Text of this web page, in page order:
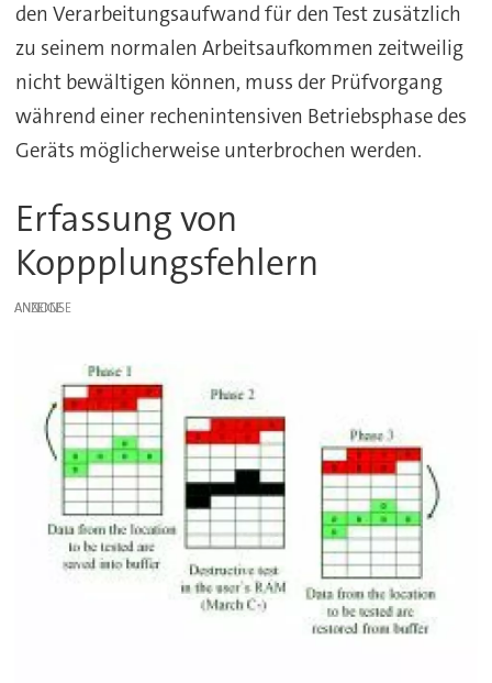
den Verarbeitungsaufwand für den Test zusätzlich
zu seinem normalen Arbeitsaufkommen zeitweilig
nicht bewältigen können, muss der Prüfvorgang
während einer rechenintensiven Betriebsphase des
Geräts möglicherweise unterbrochen werden.
Erfassung von
Koppplungsfehlern
ANZEIGE